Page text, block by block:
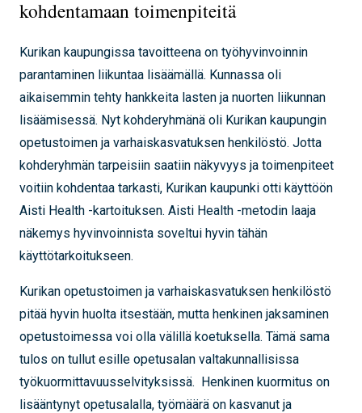
kohdentamaan toimenpiteitä
Kurikan kaupungissa tavoitteena on työhyvinvoinnin
parantaminen liikuntaa lisäämällä. Kunnassa oli
aikaisemmin tehty hankkeita lasten ja nuorten liikunnan
lisäämisessä. Nyt kohderyhmänä oli Kurikan kaupungin
opetustoimen ja varhaiskasvatuksen henkilöstö. Jotta
kohderyhmän tarpeisiin saatiin näkyvyys ja toimenpiteet
voitiin kohdentaa tarkasti, Kurikan kaupunki otti käyttöön
Aisti Health -kartoituksen. Aisti Health -metodin laaja
näkemys hyvinvoinnista soveltui hyvin tähän
käyttötarkoitukseen.
Kurikan opetustoimen ja varhaiskasvatuksen henkilöstö
pitää hyvin huolta itsestään, mutta henkinen jaksaminen
opetustoimessa voi olla välillä koetuksella. Tämä sama
tulos on tullut esille opetusalan valtakunnallisissa
työkuormittavuusselvityksissä. Henkinen kuormitus on
lisääntynyt opetusalalla, työmäärä on kasvanut ja